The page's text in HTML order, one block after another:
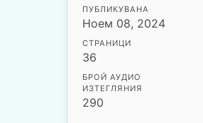
ПУБЛИКУВАНА
Ноем 08, 2024
СТРАНИЦИ
36
БРОЙ АУДИО
ИЗТЕГЛЯНИЯ
290